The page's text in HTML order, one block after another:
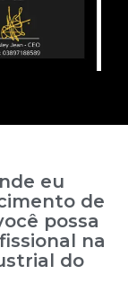
eu
de
possa
na
do